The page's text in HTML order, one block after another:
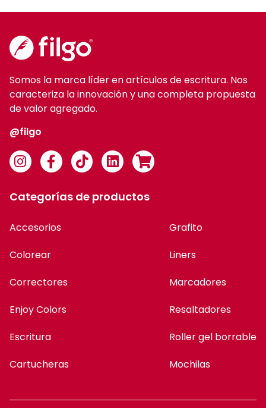
Somos la marca líder en artículos de escritura. Nos
caracteriza la innovación y una completa propuesta
de valor agregado.
@filgo
Categorías de productos
Accesorios
Colorear
Correctores
Enjoy Colors
Escritura
Cartucheras
Grafito
Liners
Marcadores
Resaltadores
Roller gel borrable
Mochilas